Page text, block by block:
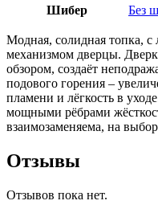
Шибер
Без
Модная, солидная топка,
механизмом дверцы.
обзором, создаёт
подового горения –
пламени и лёгкость в
мощными рёбрами
взаимозаменяема, на
Отзывы
Отзывов пока нет.